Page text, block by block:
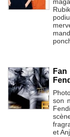
son
et